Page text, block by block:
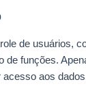
de usuários,
de funções.
acesso aos